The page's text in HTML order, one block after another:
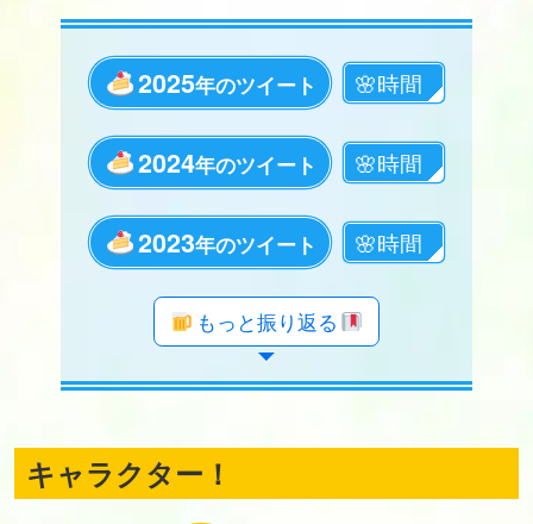
2025年のツイート
2024年のツイート
2023年のツイート
年のツイート
年のツイート
年のツイート
年のツイート
年のツイート
年のツイート
年のツイート
年のツイート
年のツイート
年のツイート
年のツイート
年のツイート
年のツイート
年のツイート
年のツイート
年のツイート
年のツイート
もっと振り返る
キャラクター！